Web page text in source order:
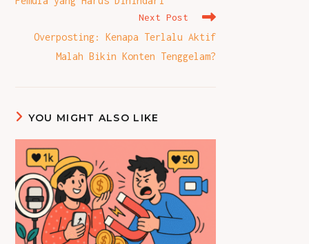
Next Post
Overposting: Kenapa Terlalu Aktif
Malah Bikin Konten Tenggelam?
YOU MIGHT ALSO LIKE